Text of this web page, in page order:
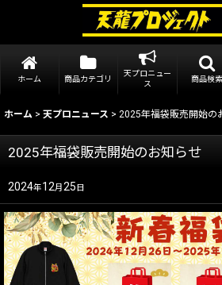
ホーム 商品カテゴリ
天プロニュー
ス
商品検索
ホーム > 天プロニュース > 2025年福袋販売開始の
2025年福袋販売開始のお知らせ
2024年12月 25 日